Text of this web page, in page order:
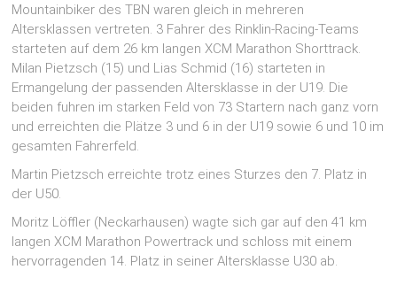
Mountainbiker des TBN waren gleich in mehreren
Altersklassen vertreten. 3 Fahrer des Rinklin-Racing-Teams
starteten auf dem 26 km langen XCM Marathon Shorttrack.
Milan Pietzsch (15) und Lias Schmid (16) starteten in
Ermangelung der passenden Altersklasse in der U19. Die
beiden fuhren im starken Feld von 73 Startern nach ganz vorn
und erreichten die Plätze 3 und 6 in der U19 sowie 6 und 10 im
gesamten Fahrerfeld.
Martin Pietzsch erreichte trotz eines Sturzes den 7. Platz in
der U50.
Moritz Löffler (Neckarhausen) wagte sich gar auf den 41 km
langen XCM Marathon Powertrack und schloss mit einem
hervorragenden 14. Platz in seiner Altersklasse U30 ab.